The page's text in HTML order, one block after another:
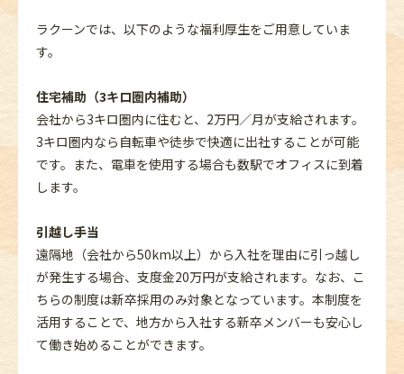
ラクーンでは、以下のような福利厚生をご用意していま
す。
住宅補助（3キロ圏内補助）
会社から3キロ圏内に住むと、2万円／月が支給されます。
3キロ圏内なら自転車や徒歩で快適に出社することが可能
です。また、電車を使用する場合も数駅でオフィスに到着
します。
引越し手当
遠隔地（会社から50km以上）から入社を理由に引っ越し
が発生する場合、支度金20万円が支給されます。なお、こ
ちらの制度は新卒採用のみ対象となっています。本制度を
活用することで、地方から入社する新卒メンバーも安心し
て働き始めることができます。